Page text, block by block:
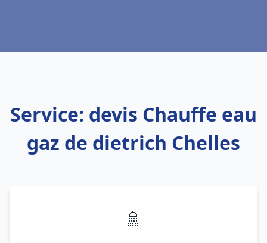
Service: devis Chauffe eau
gaz de dietrich Chelles
🚿